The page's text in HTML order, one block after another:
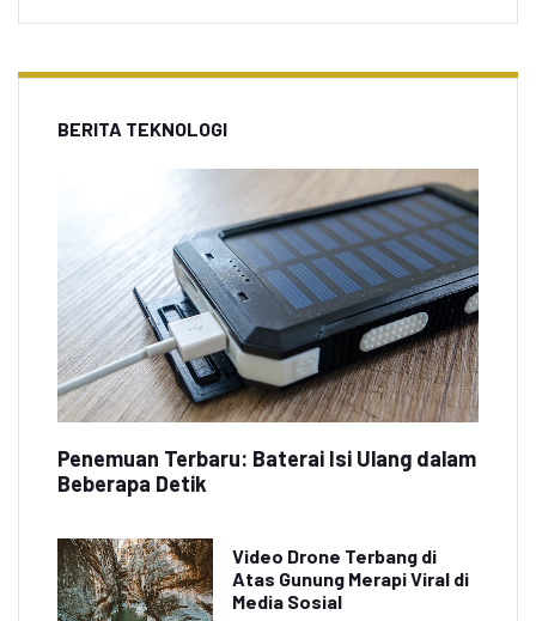
BERITA TEKNOLOGI
Penemuan Terbaru: Baterai Isi Ulang dalam
Beberapa Detik
Video Drone Terbang di
Atas Gunung Merapi Viral di
Media Sosial